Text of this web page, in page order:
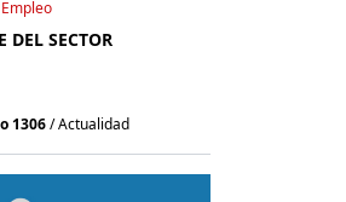
DEL SECTOR
1306/ Actualidad